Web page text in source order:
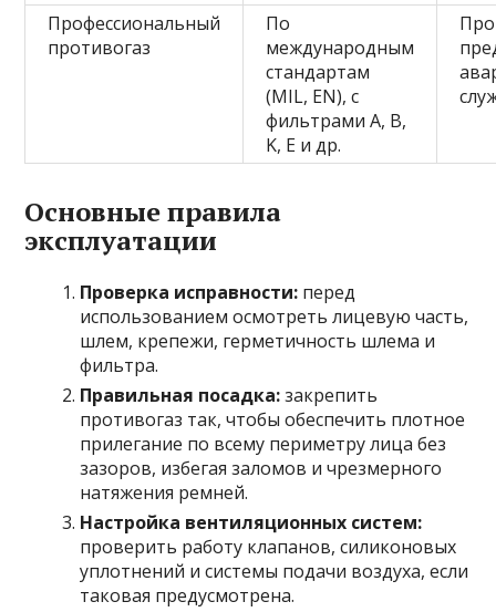
Профессиональный
противогаз
По
международным
стандартам
(MIL, EN), с
фильтрами А, В,
K, Е и др.
Основные правила
эксплуатации
Проверка исправности: перед
использованием осмотреть лицевую часть,
шлем, крепежи, герметичность шлема и
фильтра.
Правильная посадка:закрепить
противогаз так, чтобы обеспечить плотное
прилегание по всему периметру лица без
зазоров, избегая заломов и чрезмерного
натяжения ремней.
Настройка вентиляционных систем:
проверить работу клапанов, силиконовых
уплотнений и системы подачи воздуха, если
таковая предусмотрена.